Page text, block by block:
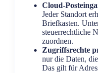
Cloud-
Jeder Standort
Briefkasten.
steuerrechtliche
zuordnen.
Zugriffsrechte
nur die Daten,
Das gilt für